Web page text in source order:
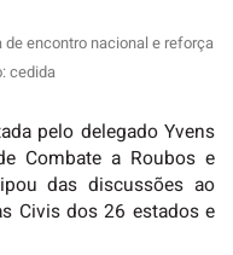
de encontro nacional e reforça
cedida
pelo delegado Yvens
Combate a Roubos e
das discussões ao
Civis dos 26 estados e